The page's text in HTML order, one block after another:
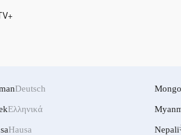
Deutsch
Ελληνικά
Hausa Nepali